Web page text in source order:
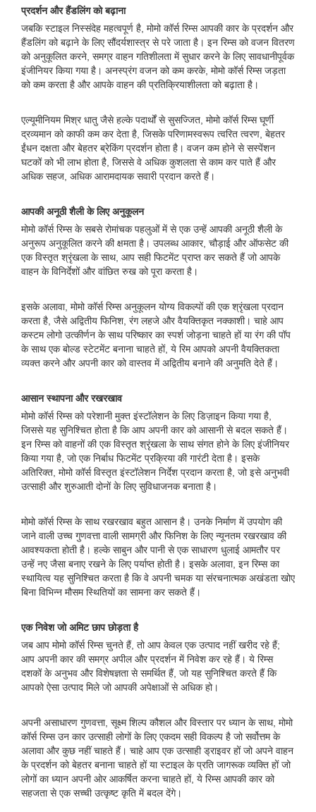
प्रदर्शन और हैंडलिंग को बढ़ाना
जबकि स्टाइल निस्संदेह महत्वपूर्ण है, मोमो कॉर्स रिम्स आपकी कार के प्रदर्शन और
हैंडलिंग को बढ़ाने के लिए सौंदर्यशास्त्र से परे जाता है। इन रिम्स को वजन वितरण
को अनुकूलित करने, समग्र वाहन गतिशीलता में सुधार करने के लिए सावधानीपूर्वक
इंजीनियर किया गया है। अनस्प्रंग वजन को कम करके, मोमो कॉर्स रिम्स जड़ता
को कम करता है और आपके वाहन की प्रतिक्रियाशीलता को बढ़ाता है।
एल्यूमीनियम मिश्र धातु जैसे हल्के पदार्थों से सुसज्जित, मोमो कॉर्स रिम्स घूर्णी
द्रव्यमान को काफी कम कर देता है, जिसके परिणामस्वरूप त्वरित त्वरण, बेहतर
ईंधन दक्षता और बेहतर ब्रेकिंग प्रदर्शन होता है। वजन कम होने से सस्पेंशन
घटकों को भी लाभ होता है, जिससे वे अधिक कुशलता से काम कर पाते हैं और
अधिक सहज, अधिक आरामदायक सवारी प्रदान करते हैं।
आपकी अनूठी शैली के लिए अनुकूलन
मोमो कॉर्स रिम्स के सबसे रोमांचक पहलुओं में से एक उन्हें आपकी अनूठी शैली के
अनुरूप अनुकूलित करने की क्षमता है। उपलब्ध आकार, चौड़ाई और ऑफसेट की
एक विस्तृत श्रृंखला के साथ, आप सही फिटमेंट प्राप्त कर सकते हैं जो आपके
वाहन के विनिर्देशों और वांछित रुख को पूरा करता है।
इसके अलावा, मोमो कॉर्स रिम्स अनुकूलन योग्य विकल्पों की एक श्रृंखला प्रदान
करता है, जैसे अद्वितीय फिनिश, रंग लहजे और वैयक्तिकृत नक्काशी। चाहे आप
कस्टम लोगो उत्कीर्णन के साथ परिष्कार का स्पर्श जोड़ना चाहते हों या रंग की पॉप
के साथ एक बोल्ड स्टेटमेंट बनाना चाहते हों, ये रिम आपको अपनी वैयक्तिकता
व्यक्त करने और अपनी कार को वास्तव में अद्वितीय बनाने की अनुमति देते हैं।
आसान स्थापना और रखरखाव
मोमो कॉर्स रिम्स को परेशानी मुक्त इंस्टॉलेशन के लिए डिज़ाइन किया गया है,
जिससे यह सुनिश्चित होता है कि आप अपनी कार को आसानी से बदल सकते हैं।
इन रिम्स को वाहनों की एक विस्तृत श्रृंखला के साथ संगत होने के लिए इंजीनियर
किया गया है, जो एक निर्बाध फिटमेंट प्रक्रिया की गारंटी देता है। इसके
अतिरिक्त, मोमो कॉर्स विस्तृत इंस्टॉलेशन निर्देश प्रदान करता है, जो इसे अनुभवी
उत्साही और शुरुआती दोनों के लिए सुविधाजनक बनाता है।
मोमो कॉर्स रिम्स के साथ रखरखाव बहुत आसान है। उनके निर्माण में उपयोग की
जाने वाली उच्च गुणवत्ता वाली सामग्री और फिनिश के लिए न्यूनतम रखरखाव की
आवश्यकता होती है। हल्के साबुन और पानी से एक साधारण धुलाई आमतौर पर
उन्हें नए जैसा बनाए रखने के लिए पर्याप्त होती है। इसके अलावा, इन रिम्स का
स्थायित्व यह सुनिश्चित करता है कि वे अपनी चमक या संरचनात्मक अखंडता खोए
बिना विभिन्न मौसम स्थितियों का सामना कर सकते हैं।
एक निवेश जो अमिट छाप छोड़ता है
जब आप मोमो कॉर्स रिम्स चुनते हैं, तो आप केवल एक उत्पाद नहीं खरीद रहे हैं;
आप अपनी कार की समग्र अपील और प्रदर्शन में निवेश कर रहे हैं। ये रिम्स
दशकों के अनुभव और विशेषज्ञता से समर्थित हैं, जो यह सुनिश्चित करते हैं कि
आपको ऐसा उत्पाद मिले जो आपकी अपेक्षाओं से अधिक हो।
अपनी असाधारण गुणवत्ता, सूक्ष्म शिल्प कौशल और विस्तार पर ध्यान के साथ, मोमो
कॉर्स रिम्स उन कार उत्साही लोगों के लिए एकदम सही विकल्प है जो सर्वोत्तम के
अलावा और कुछ नहीं चाहते हैं। चाहे आप एक उत्साही ड्राइवर हों जो अपने वाहन
के प्रदर्शन को बेहतर बनाना चाहते हों या स्टाइल के प्रति जागरूक व्यक्ति हों जो
लोगों का ध्यान अपनी ओर आकर्षित करना चाहते हों, ये रिम्स आपकी कार को
सहजता से एक सच्ची उत्कृष्ट कृति में बदल देंगे।